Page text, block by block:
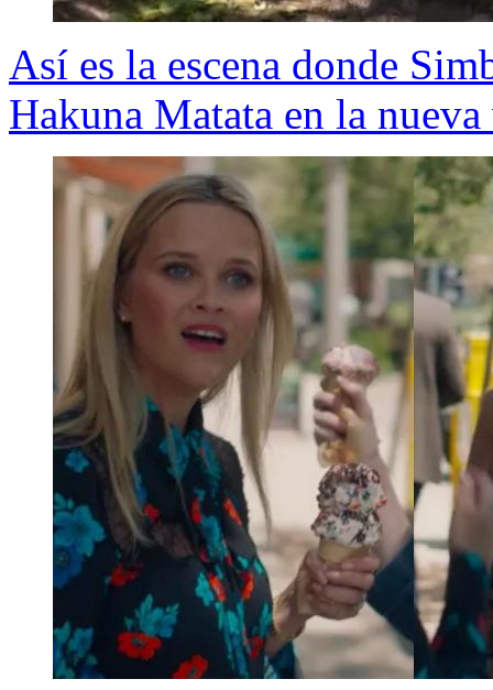
Así es la escena donde
Hakuna Matata en la